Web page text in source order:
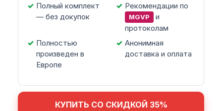
Полный комплект
— без докупок
Рекомендации по
MGVP
и
протоколам
Полностью
произведен в
Европе
Анонимная
доставка и оплата
КУПИТЬ СО СКИДКОЙ 35%